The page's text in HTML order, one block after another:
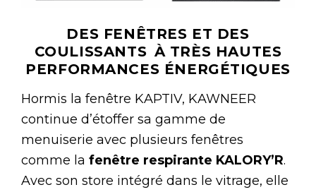
DES FENÊTRES ET DES
COULISSANTS À TRÈS HAUTES
PERFORMANCES ÉNERGÉTIQUES
Hormis la fenêtre KAPTIV, KAWNEER
continue d’étoffer sa gamme de
menuiserie avec plusieurs fenêtres
comme la fenêtre respirante KALORY’R.
Avec son store intégré dans le vitrage, elle